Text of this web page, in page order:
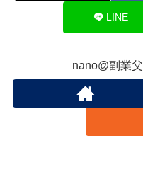
LINE
nano@副業